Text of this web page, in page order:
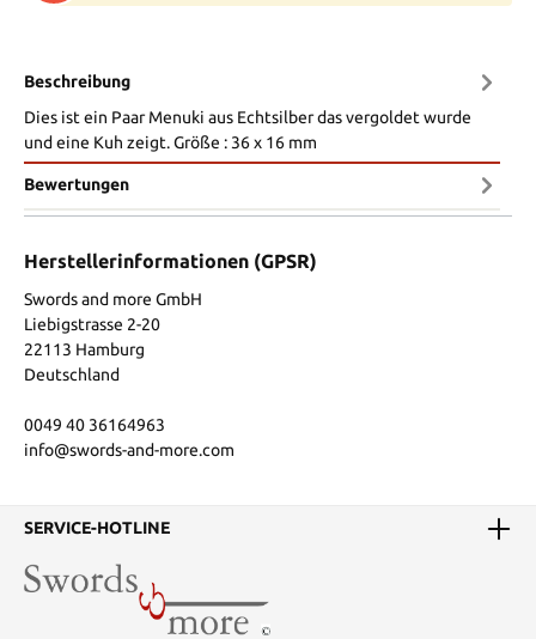
Beschreibung
Dies ist ein Paar Menuki aus Echtsilber das vergoldet wurde
und eine Kuh zeigt. Größe : 36 x 16 mm
Bewertungen
Herstellerinformationen (GPSR)
Swords and more GmbH
Liebigstrasse 2-20
22113 Hamburg
Deutschland
0049 40 36164963
info@swords-and-more.com
SERVICE-HOTLINE